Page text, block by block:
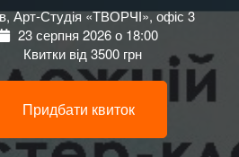
Арт-Студія «ТВОРЧІ», офіс 3
23 серпня 2026 о 18:00
Квитки від 3500 грн
Придбати квиток